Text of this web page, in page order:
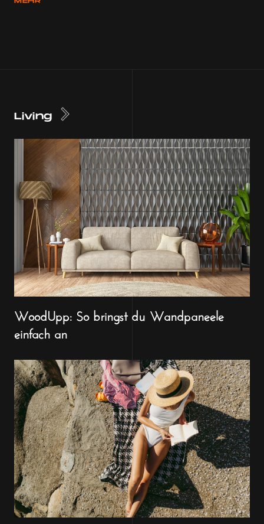
Living
WoodUpp: So bringst du Wandpaneele
einfach an